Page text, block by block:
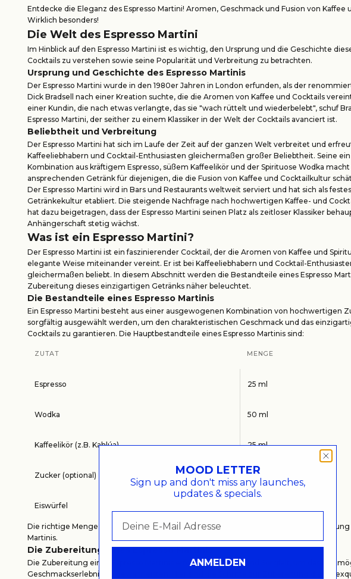
Entdecke die Eleganz des Espresso Martini! Aromen, Geschmack und Fusion von Kaffee
Wirklich besonders!
Die Welt des Espresso Martini
Im Hinblick auf den Espresso Martini ist es wichtig, den Ursprung und die Geschichte
Cocktails zu verstehen sowie seine Popularität und Verbreitung zu betrachten.
Ursprung und Geschichte des Espresso Martinis
Der Espresso Martini wurde in den 1980er Jahren in London erfunden, als der
Dick Bradsell nach einer Kreation suchte, die die Aromen von Kaffee und Cocktails
einer Kundin, die nach etwas verlangte, das sie "wach rüttelt und wiederbelebt", schuf
Espresso Martini, der seither zu einem Klassiker in der Welt der Cocktails avanciert ist.
Beliebtheit und Verbreitung
Der Espresso Martini hat sich im Laufe der Zeit auf der ganzen Welt verbreitet und
Kaffeeliebhabern und Cocktail-Enthusiasten gleichermaßen großer Beliebtheit. Seine
Kombination aus kräftigem Espresso, süßem Kaffeelikör und der Spirituose Wodka
ansprechenden Getränk für diejenigen, die die Fusion von Kaffee und Cocktailkultur
Der Espresso Martini wird in Bars und Restaurants weltweit serviert und hat sich als
Getränkekultur etabliert. Die steigende Nachfrage nach hochwertigen Kaffee- und
hat dazu beigetragen, dass der Espresso Martini seinen Platz als zeitloser Klassiker
Anhängerschaft stetig wächst.
Was ist ein Espresso Martini?
Der Espresso Martini ist ein faszinierender Cocktail, der die Aromen von Kaffee und
elegante Weise miteinander vereint. Er ist bei Kaffeeliebhabern und Cocktail-
gleichermaßen beliebt. In diesem Abschnitt werden die Bestandteile eines Espresso
Zubereitung dieses einzigartigen Getränks näher beleuchtet.
Die Bestandteile eines Espresso Martinis
Ein Espresso Martini besteht aus einer ausgewogenen Kombination von hochwertigen
sorgfältig ausgewählt werden, um den charakteristischen Geschmack und das
Cocktails zu garantieren. Die Hauptbestandteile eines Espresso Martinis sind:
ZUTAT MENGE
Espresso 25 ml
Wodka 50 ml
Kaffeelikör (z.B. Kahlúa) 25 ml
Zucker (optional) nach Geschmack
Eiswürfel
Die richtige Menge und Qualität der Zutaten sind entscheidend für die Perfektionierung
Martinis.
Die Zubereitung eines Espresso Martinis
Die Zubereitung eines Espresso Martinis erfordert Präzision und Sorgfalt, um das
Geschmackserlebnis zu gewährleisten. Hier sind die Schritte zur Zubereitung dieses
MOOD LETTER
Sign up and don't miss any launches,
updates & specials.
ANMELDEN